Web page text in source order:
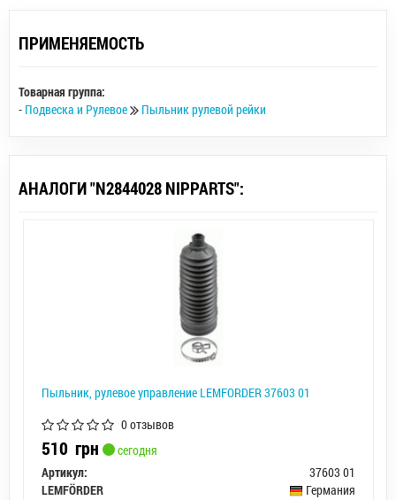
ПРИМЕНЯЕМОСТЬ
Товарная группа:
- Подвеска и Рулевое Пыльник рулевой рейки
АНАЛОГИ "N2844028 NIPPARTS":
Пыльник, рулевое управление LEMFORDER 37603 01
0 отзывов
510 грн
сегодня
Артикул:
37603 01
LEMFÖRDER
Германия